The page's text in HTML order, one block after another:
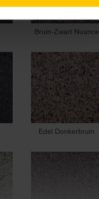
Bruin-Zwart Nuance
Edel Donkerbruin